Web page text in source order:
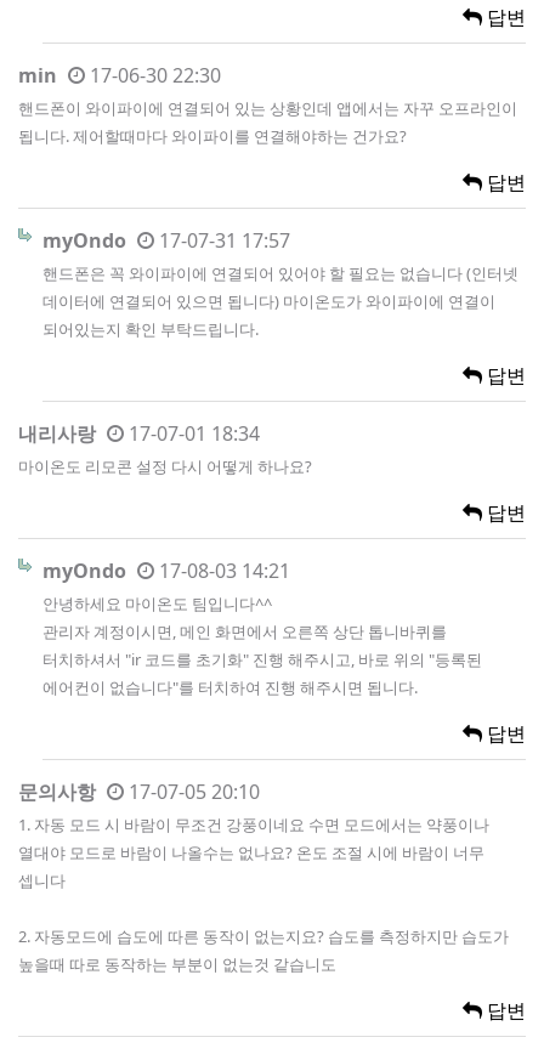
답변
min 17-06-30 22:30
핸드폰이 와이파이에 연결되어 있는 상황인데 앱에서는 자꾸 오프라인이
됩니다. 제어할때마다 와이파이를 연결해야하는 건가요?
답변
myOndo 17-07-31 17:57
핸드폰은 꼭 와이파이에 연결되어 있어야 할 필요는 없습니다 (인터넷
데이터에 연결되어 있으면 됩니다) 마이온도가 와이파이에 연결이
되어있는지 확인 부탁드립니다.
답변
내리사랑 17-07-01 18:34
마이온도 리모콘 설정 다시 어떻게 하나요?
답변
myOndo 17-08-03 14:21
안녕하세요 마이온도 팀입니다^^
관리자 계정이시면, 메인 화면에서 오른쪽 상단 톱니바퀴를
터치하셔서 "ir 코드를 초기화" 진행 해주시고, 바로 위의 "등록된
에어컨이 없습니다"를 터치하여 진행 해주시면 됩니다.
답변
문의사항 17-07-05 20:10
1. 자동 모드 시 바람이 무조건 강풍이네요 수면 모드에서는 약풍이나
열대야 모드로 바람이 나올수는 없나요? 온도 조절 시에 바람이 너무
셉니다
2. 자동모드에 습도에 따른 동작이 없는지요? 습도를 측정하지만 습도가
높을때 따로 동작하는 부분이 없는것 같습니도
답변